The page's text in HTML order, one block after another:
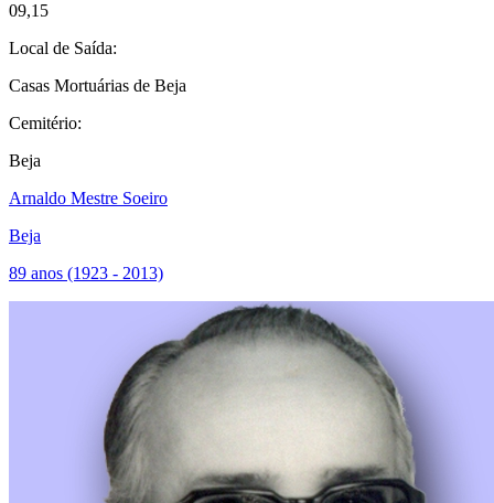
09,15
Local de Saída:
Casas Mortuárias de Beja
Cemitério:
Beja
Arnaldo Mestre Soeiro
Beja
89 anos (1923 - 2013)